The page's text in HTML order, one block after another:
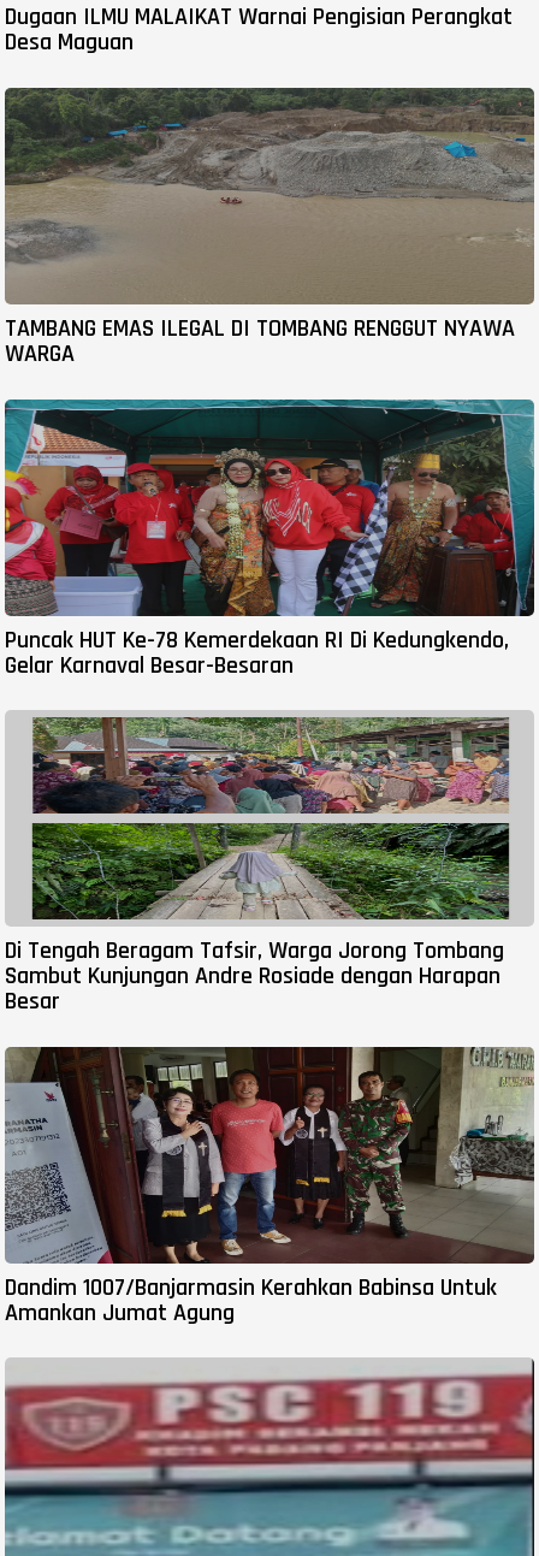
Dugaan ILMU MALAIKAT Warnai Pengisian Perangkat
Desa Maguan
TAMBANG EMAS ILEGAL DI TOMBANG RENGGUT NYAWA
WARGA
Puncak HUT Ke-78 Kemerdekaan RI Di Kedungkendo,
Gelar Karnaval Besar-Besaran
Di Tengah Beragam Tafsir, Warga Jorong Tombang
Sambut Kunjungan Andre Rosiade dengan Harapan
Besar
Dandim 1007/Banjarmasin Kerahkan Babinsa Untuk
Amankan Jumat Agung